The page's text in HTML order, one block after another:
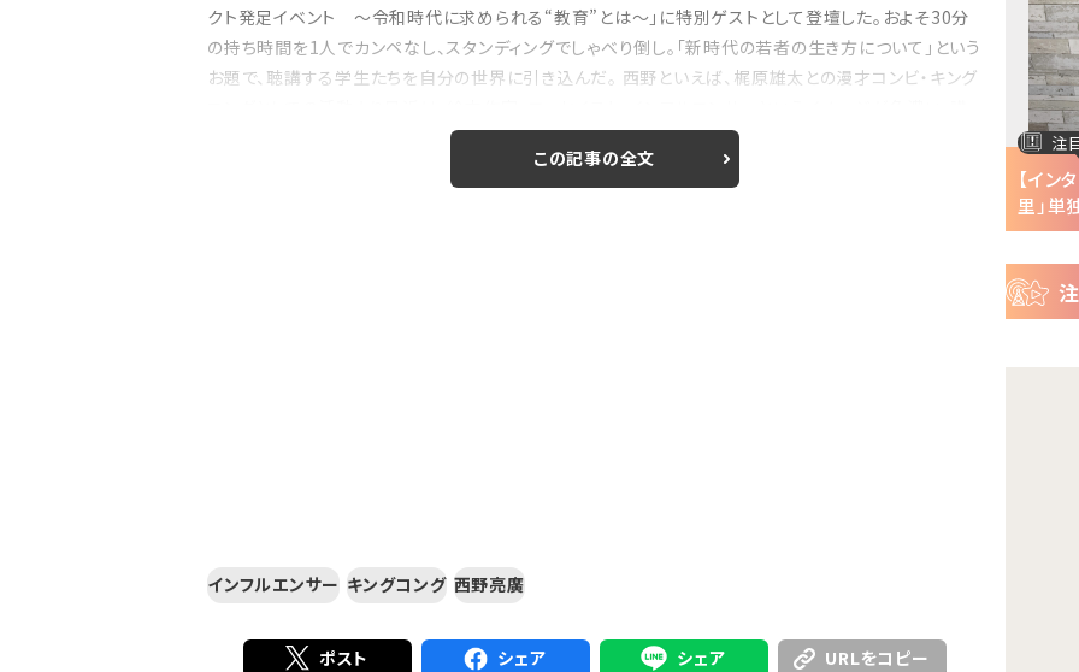
クト発足イベント ～令和時代に求められる“教育”とは～」に特別ゲストとして登壇した。およそ30分
の持ち時間を1人でカンペなし、スタンディングでしゃべり倒し。「新時代の若者の生き方について」という
お題で、聴講する学生たちを自分の世界に引き込んだ。 西野といえば、梶原雄太との漫才コンビ・キング
演会にも、引く手あまただ。かつて...
この記事の全文
インフルエンサー キングコング 西野亮廣
ポスト シェア シェア URLをコピー
ー
ス
【インタビュー】本仮屋ユイカ、ラジオ5年半で
【インタビュー】『株式会社マジルミエ』第2期の
注
【イン
里」単